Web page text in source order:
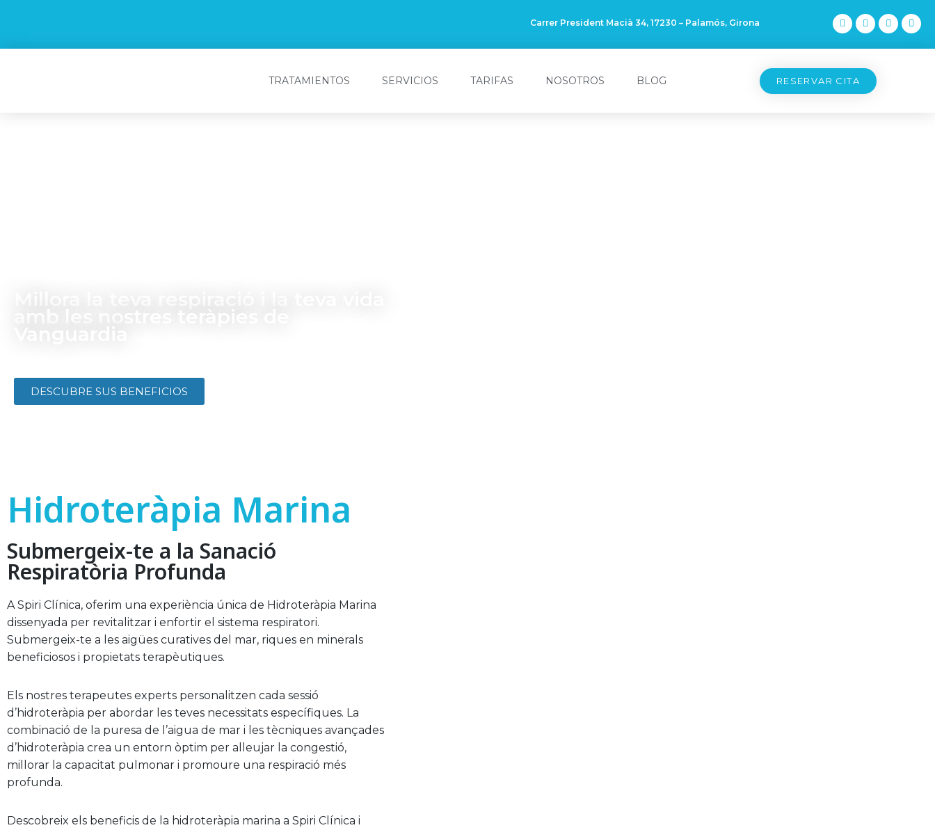
Carrer President Macià 34, 17230 – Palamós, Girona
TRATAMIENTOS SERVICIOS TARIFAS NOSOTROS BLOG RESERVAR CITA
DESCUBRE SUS BENEFICIOS
Hidroteràpia Marina
Submergeix-te a la Sanació
Respiratòria Profunda
A Spiri Clínica, oferim una experiència única de Hidroteràpia Marina
dissenyada per revitalitzar i enfortir el sistema respiratori.
Submergeix-te a les aigües curatives del mar, riques en minerals
beneficiosos i propietats terapèutiques.
Els nostres terapeutes experts personalitzen cada sessió
d’hidroteràpia per abordar les teves necessitats específiques. La
combinació de la puresa de l’aigua de mar i les tècniques avançades
d’hidroteràpia crea un entorn òptim per alleujar la congestió,
millorar la capacitat pulmonar i promoure una respiració més
profunda.
Descobreix els beneficis de la hidroteràpia marina a Spiri Clínica i